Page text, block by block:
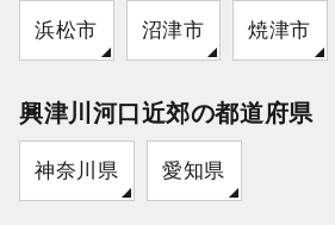
浜松市 沼津市 焼津市
興津川河口近郊の都道府県
神奈川県 愛知県